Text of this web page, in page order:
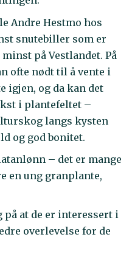
Andre Hestmo hos
snutebiller som er
på Vestlandet. På
ofte nødt til å vente i
igjen, og da kan det
i plantefeltet –
langs kysten
og god bonitet.
– det er mange
en ung granplante,
at de er interessert i
overlevelse for de